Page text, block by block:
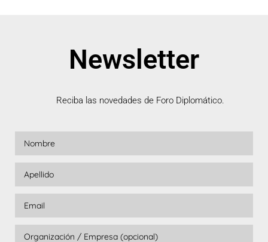
Newsletter
Reciba las novedades de Foro Diplomático.